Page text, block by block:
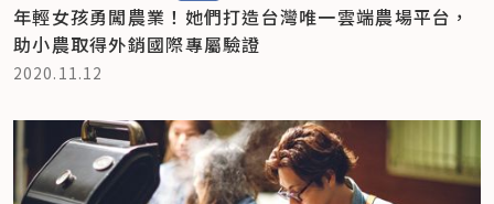
年輕女孩勇闖農業！她們打造台灣唯一雲端農場平台，
助小農取得外銷國際專屬驗證
2020.11.12